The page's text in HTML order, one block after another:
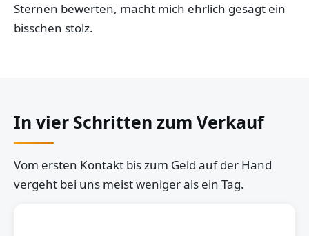
Sternen bewerten, macht mich ehrlich gesagt ein
bisschen stolz.
In vier Schritten zum Verkauf
Vom ersten Kontakt bis zum Geld auf der Hand
vergeht bei uns meist weniger als ein Tag.